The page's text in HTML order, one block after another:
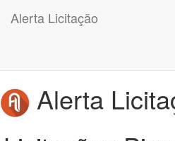
Alerta Licitação
Alerta